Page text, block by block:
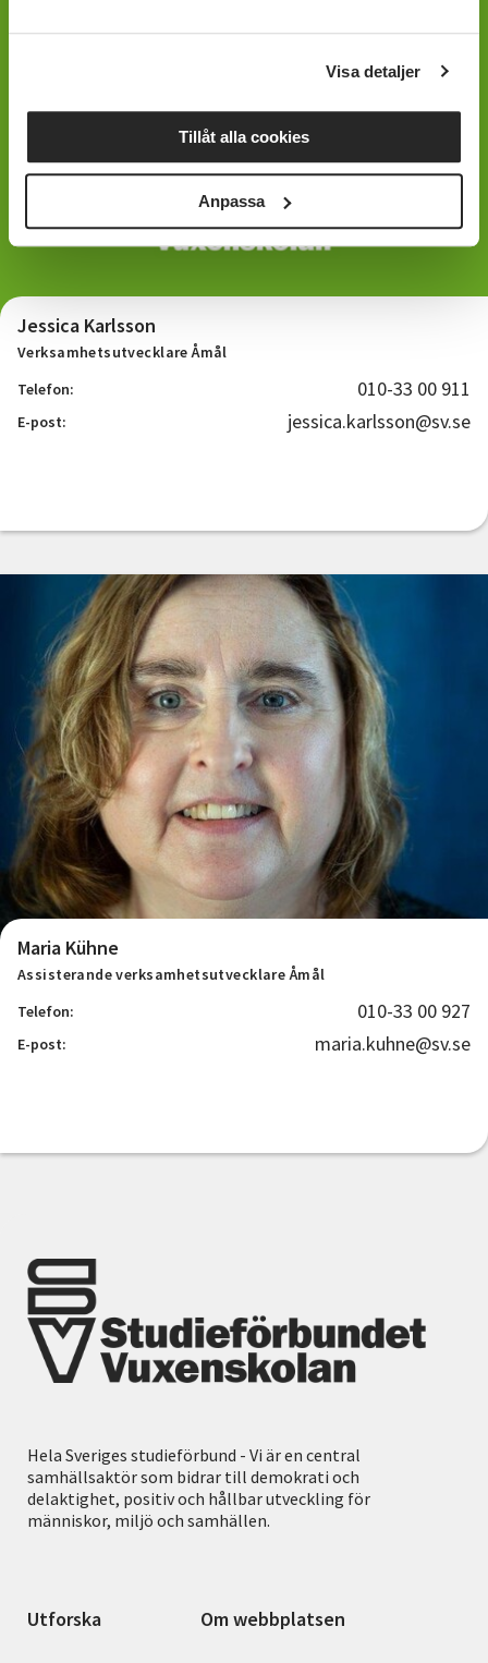
Visa detaljer
Tillåt alla cookies
Anpassa
Jessica Karlsson
Verksamhetsutvecklare Åmål
Telefon:
010-33 00 911
E-post: jessica.karlsson@sv.se
Maria Kühne
Assisterande verksamhetsutvecklare Åmål
Telefon:
010-33 00 927
E-post: maria.kuhne@sv.se
Hela Sveriges studieförbund - Vi är en central
samhällsaktör som bidrar till demokrati och
delaktighet, positiv och hållbar utveckling för
människor, miljö och samhällen.
Utforska Om webbplatsen